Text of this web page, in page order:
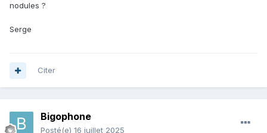
nodules ?
Serge
Citer
Bigophone
Posté(e) 16 juillet 2025